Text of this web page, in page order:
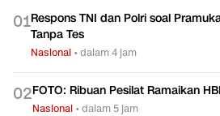
01Respons TNI dan Polri soal
Tanpa Tes
Nasional •dalam 4 jam
02FOTO: Ribuan Pesilat Ramaikan
Nasional •dalam 5 jam